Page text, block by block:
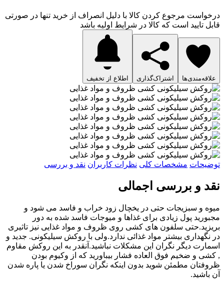
درخواست مرجوع کردن کالا با دلیل انصراف از خرید تنها در صورتی
قابل تایید است که کالا در شرایط اولیه باشد
علاقه‌مندی‌ها اشتراک‌گذاری اطلاع از تخفیف
توضیحات مشخصات کلی نظرات کاربران نقد و بررسی
نقد و بررسی اجمالی
میوه و سبزیجات حتی در یخچال زود خراب و فاسد می شود و
مجبورید پول زیادی برای غذاها و میوجات فاسد شده به دور
بریزید.حتی سلفون های کشی روی ظروف و مواد غذایی نیز تاثیری
در نگهداری بیشتر مواد غذائی ندارد.ولی با روکش سیلیکونی. جدید و
اسمارت دیگر نگران این مشکلات نباشید.آنقدر به این روکش مقاوم
, کشی و ضخیم فوق العاده فشار بیباورید که از وکیوم بودن
ظروفتان مطمئن شوید بدون اینکه نگران سوراخ شدن یا پاره شدن
آن باشید.